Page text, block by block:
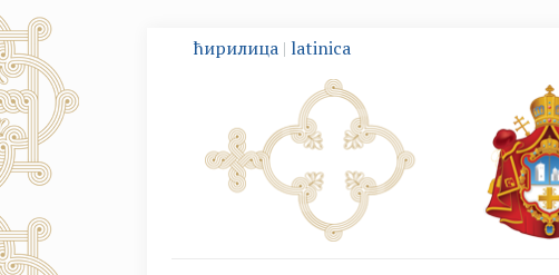
ћирилица | latinica